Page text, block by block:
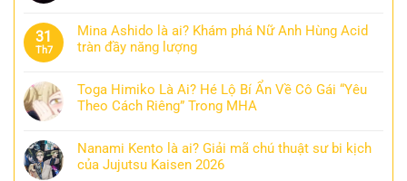
31
Th7
Mina Ashido là ai? Khám phá Nữ Anh Hùng Acid
tràn đầy năng lượng
Toga Himiko Là Ai? Hé Lộ Bí Ẩn Về Cô Gái “Yêu
Theo Cách Riêng” Trong MHA
Nanami Kento là ai? Giải mã chú thuật sư bi kịch
của Jujutsu Kaisen 2026